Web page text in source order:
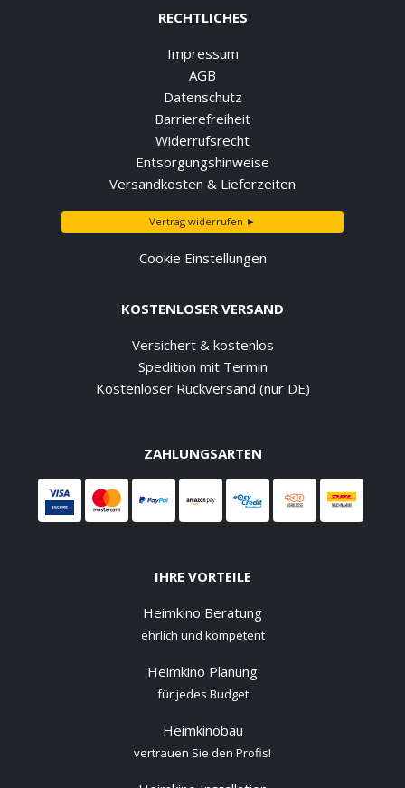
RECHTLICHES
Impressum
AGB
Datenschutz
Barrierefreiheit
Widerrufsrecht
Entsorgungshinweise
Versandkosten & Lieferzeiten
Vertrag widerrufen ►
Cookie Einstellungen
KOSTENLOSER VERSAND
Versichert & kostenlos
Spedition mit Termin
Kostenloser Rückversand (nur DE)
ZAHLUNGSARTEN
IHRE VORTEILE
Heimkino Beratung
ehrlich und kompetent
Heimkino Planung
für jedes Budget
Heimkinobau
vertrauen Sie den Profis!